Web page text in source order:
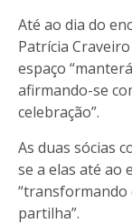
Até ao dia do
Patrícia
espaço
afirmando-se
celebração”.
As duas sócias
se a elas até ao
“transformando
partilha”.